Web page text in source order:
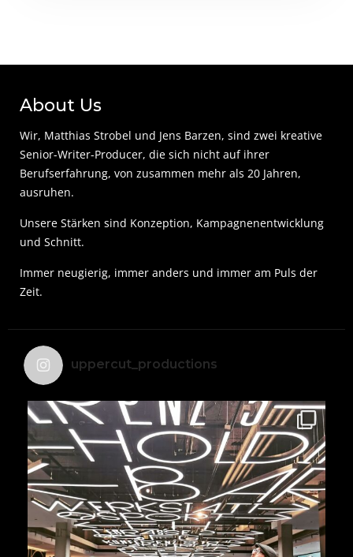
About Us
Wir, Matthias Strobel und Jens Barzen, sind zwei kreative
Senior-Writer-Producer, die sich nicht auf ihrer
Berufserfahrung, von zusammen mehr als 20 Jahren,
ausruhen.
Unsere Stärken sind Konzeption, Kampagnenentwicklung
und Schnitt.
Immer neugierig, immer anders und immer am Puls der
Zeit.
uppercut_productions